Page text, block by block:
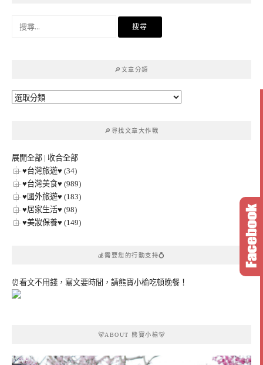
🔎文章分類
🔎
🔎尋找文章大作戰
展開全部 | 收合全部
♥台灣旅遊♥ (34)
♥台灣美食♥ (989)
♥國外旅遊♥ (183)
♥居家生活♥ (98)
♥美妝保養♥ (149)
💰需要您的行動支持💍
⏰看文不用錢，寫文要時間，請熊寶小榆吃頓晚餐！
🐻ABOUT 熊寶小榆🐻